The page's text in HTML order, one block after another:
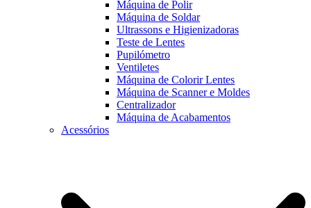
Máquina de Polir
Máquina de Soldar
Ultrassons e Higienizadoras
Teste de Lentes
Pupilómetro
Ventiletes
Máquina de Colorir Lentes
Máquina de Scanner e Moldes
Centralizador
Máquina de Acabamentos
Acessórios